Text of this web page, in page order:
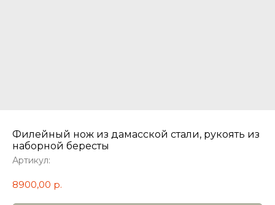
Филейный нож из дамасской стали, рукоять из
наборной бересты
Артикул:
8900,00 р.